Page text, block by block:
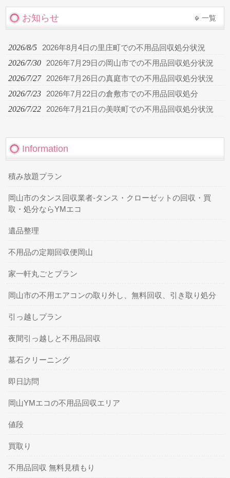
お知らせ 一覧
2026/8/5 2026年8月4日の里庄町での不用品回収処分状況
2026/7/30 2026年7月29日の岡山市での不用品回収処分状況
2026/7/27 2026年7月26日の真庭市での不用品回収処分状況
2026/7/23 2026年7月22日の倉敷市での不用品回収処分
2026/7/22 2026年7月21日の美咲町での不用品回収処分状況
Information
積み放題プラン
岡山市のタンス回収業者-タンス・クローゼットの回収・買
取・処分ならYMエコ
遺品整理
不用品の定期回収便岡山
家一軒丸ごとプラン
岡山市の不用エアコンの取り外し、無料回収、引き取り処分
引っ越しプラン
夜間引っ越しと不用品回収
墓石クリーニング
即日訪問
岡山YMエコの不用品回収エリア
値段
買取り
不用品回収 無料見積もり